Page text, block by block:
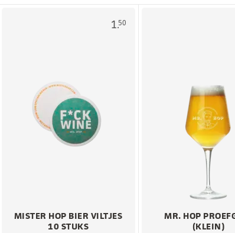
1.50
MISTER HOP BIER VILTJES
10 STUKS
MR. HOP
(KLEIN)